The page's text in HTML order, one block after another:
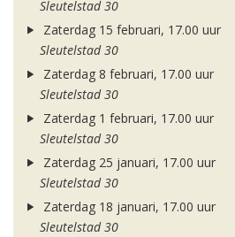
Sleutelstad 30
Zaterdag 15 februari, 17.00 uur
Sleutelstad 30
Zaterdag 8 februari, 17.00 uur
Sleutelstad 30
Zaterdag 1 februari, 17.00 uur
Sleutelstad 30
Zaterdag 25 januari, 17.00 uur
Sleutelstad 30
Zaterdag 18 januari, 17.00 uur
Sleutelstad 30